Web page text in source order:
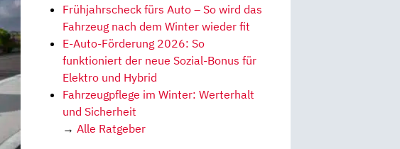
Frühjahrscheck fürs Auto – So wird das
Fahrzeug nach dem Winter wieder fit
E-Auto-Förderung 2026: So
funktioniert der neue Sozial-Bonus für
Elektro und Hybrid
Fahrzeugpflege im Winter: Werterhalt
und Sicherheit
→ Alle Ratgeber